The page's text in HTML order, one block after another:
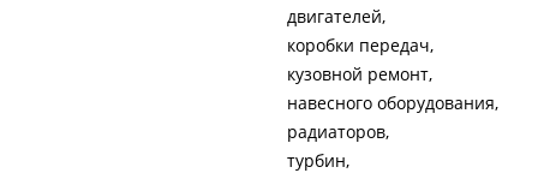
двигателей
коробки передач
кузовной ремонт
навесного оборудования
радиаторов
турбин